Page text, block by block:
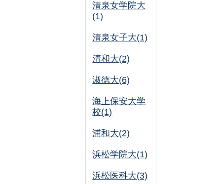
清泉女学院大
(1)
清泉女子大(1)
清和大(2)
淑徳大(6)
海上保安大学
校(1)
浦和大(2)
浜松学院大(1)
浜松医科大(3)